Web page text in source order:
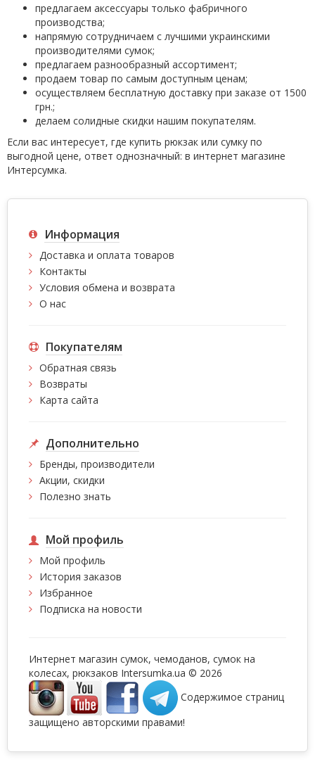
предлагаем аксессуары только фабричного
производства;
напрямую сотрудничаем с лучшими украинскими
производителями сумок;
предлагаем разнообразный ассортимент;
продаем товар по самым доступным ценам;
осуществляем бесплатную доставку при заказе от 1500
грн.;
делаем солидные скидки нашим покупателям.
Если вас интересует, где купить рюкзак или сумку по
выгодной цене, ответ однозначный: в интернет магазине
Интерсумка.
Информация
Доставка и оплата товаров
Контакты
Условия обмена и возврата
О нас
Покупателям
Обратная связь
Возвраты
Карта сайта
Дополнительно
Бренды, производители
Акции, скидки
Полезно знать
Мой профиль
Мой профиль
История заказов
Избранное
Подписка на новости
Интернет магазин сумок, чемоданов, сумок на
колесах, рюкзаков Intersumka.ua © 2026
Содержимое страниц
защищено авторскими правами!